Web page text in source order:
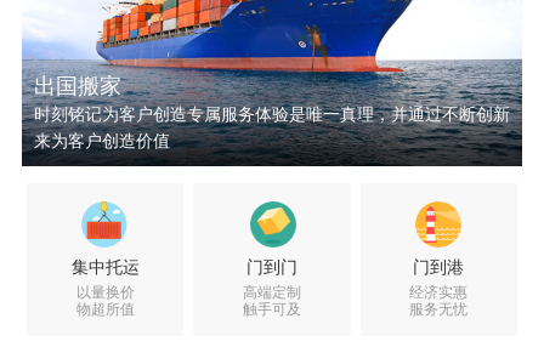
出国搬家
时刻铭记为客户创造专属服务体验是唯一真理，并通过不断创新
来为客户创造价值
集中托运
以量换价
物超所值
门到门
高端定制
触手可及
门到港
经济实惠
服务无忧